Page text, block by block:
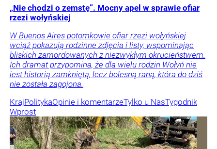
„Nie chodzi o zemstę”. Mocny apel w sprawie ofiar
rzezi wołyńskiej
W Buenos Aires potomkowie ofiar rzezi wołyńskiej
wciąż pokazują rodzinne zdjęcia i listy, wspominając
bliskich zamordowanych z niezwykłym okrucieństwem.
Ich dramat przypomina, że dla wielu rodzin Wołyń nie
jest historią zamkniętą, lecz bolesną raną, która do dziś
nie została zagojona.
KrajPolitykaOpinie i komentarzeTylko u NasTygodnik
Wprost